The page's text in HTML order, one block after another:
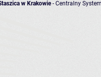
w Krakowie- Centralny